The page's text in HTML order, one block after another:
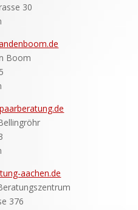
30
Boom
aachen.de
376